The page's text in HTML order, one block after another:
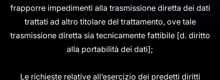
frapporre impedimenti alla trasmissione diretta dei dati
trattati ad altro titolare del trattamento, ove tale
trasmissione diretta sia tecnicamente fattibile [d. diritto
alla portabilità dei dati];
Le richieste relative all’esercizio dei predetti diritti